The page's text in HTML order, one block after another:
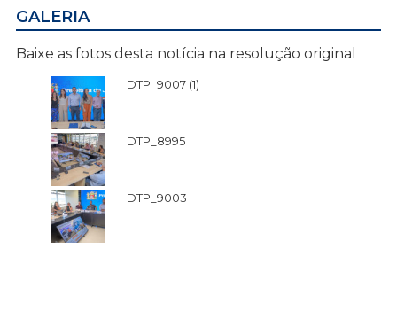
GALERIA
Baixe as fotos desta notícia na resolução original
DTP_9007 (1)
DTP_8995
DTP_9003